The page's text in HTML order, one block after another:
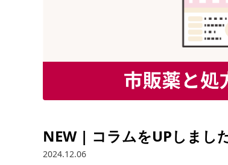
NEW | コラムをUPしまし
2024.12.06